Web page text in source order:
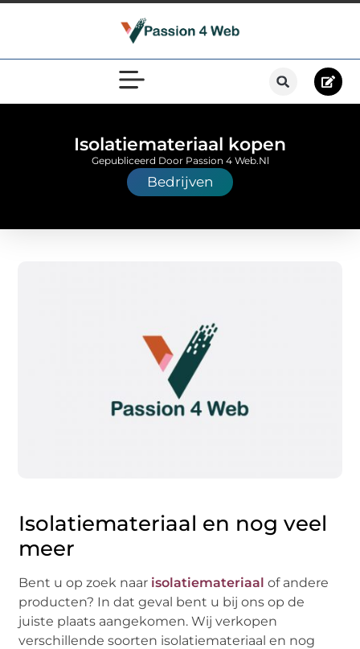
Isolatiemateriaal kopen
Bedrijven
Gepubliceerd Door Passion 4 Web.nl
Isolatiemateriaal en nog veel
meer
Bent u op zoek naar isolatiemateriaalof andere
producten? In dat geval bent u bij ons op de
juiste plaats aangekomen. Wij verkopen
verschillende soorten isolatiemateriaal en nog